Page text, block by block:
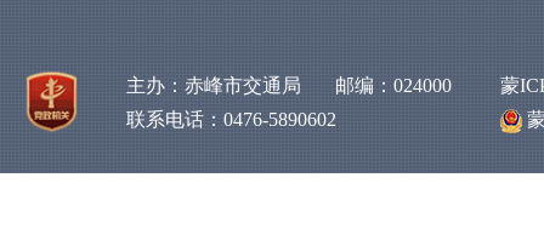
主办：赤峰市交通局 邮编：024000
联系电话：0476-5890602
蒙